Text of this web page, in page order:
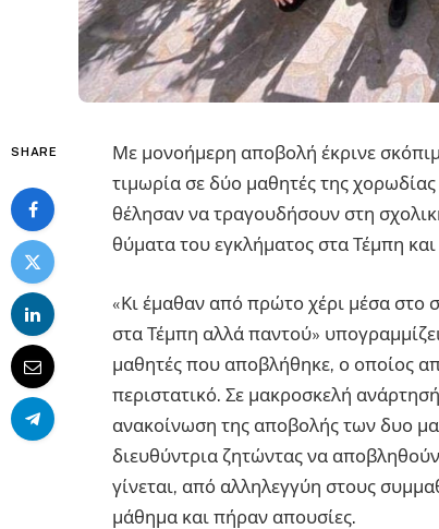
SHARE
Με μονοήμερη αποβολή έκρινε
τιμωρία σε δύο μαθητές της
θέλησαν να τραγουδήσουν στη
θύματα του εγκλήματος στα Τέμπη
«Κι έμαθαν από πρώτο χέρι μέσα στο
στα Τέμπη αλλά παντού»
μαθητές που αποβλήθηκε, ο οποίος
περιστατικό. Σε μακροσκελή
ανακοίνωση της αποβολής των δυο
διευθύντρια ζητώντας να
γίνεται, από αλληλεγγύη στους
μάθημα και πήραν απουσίες.